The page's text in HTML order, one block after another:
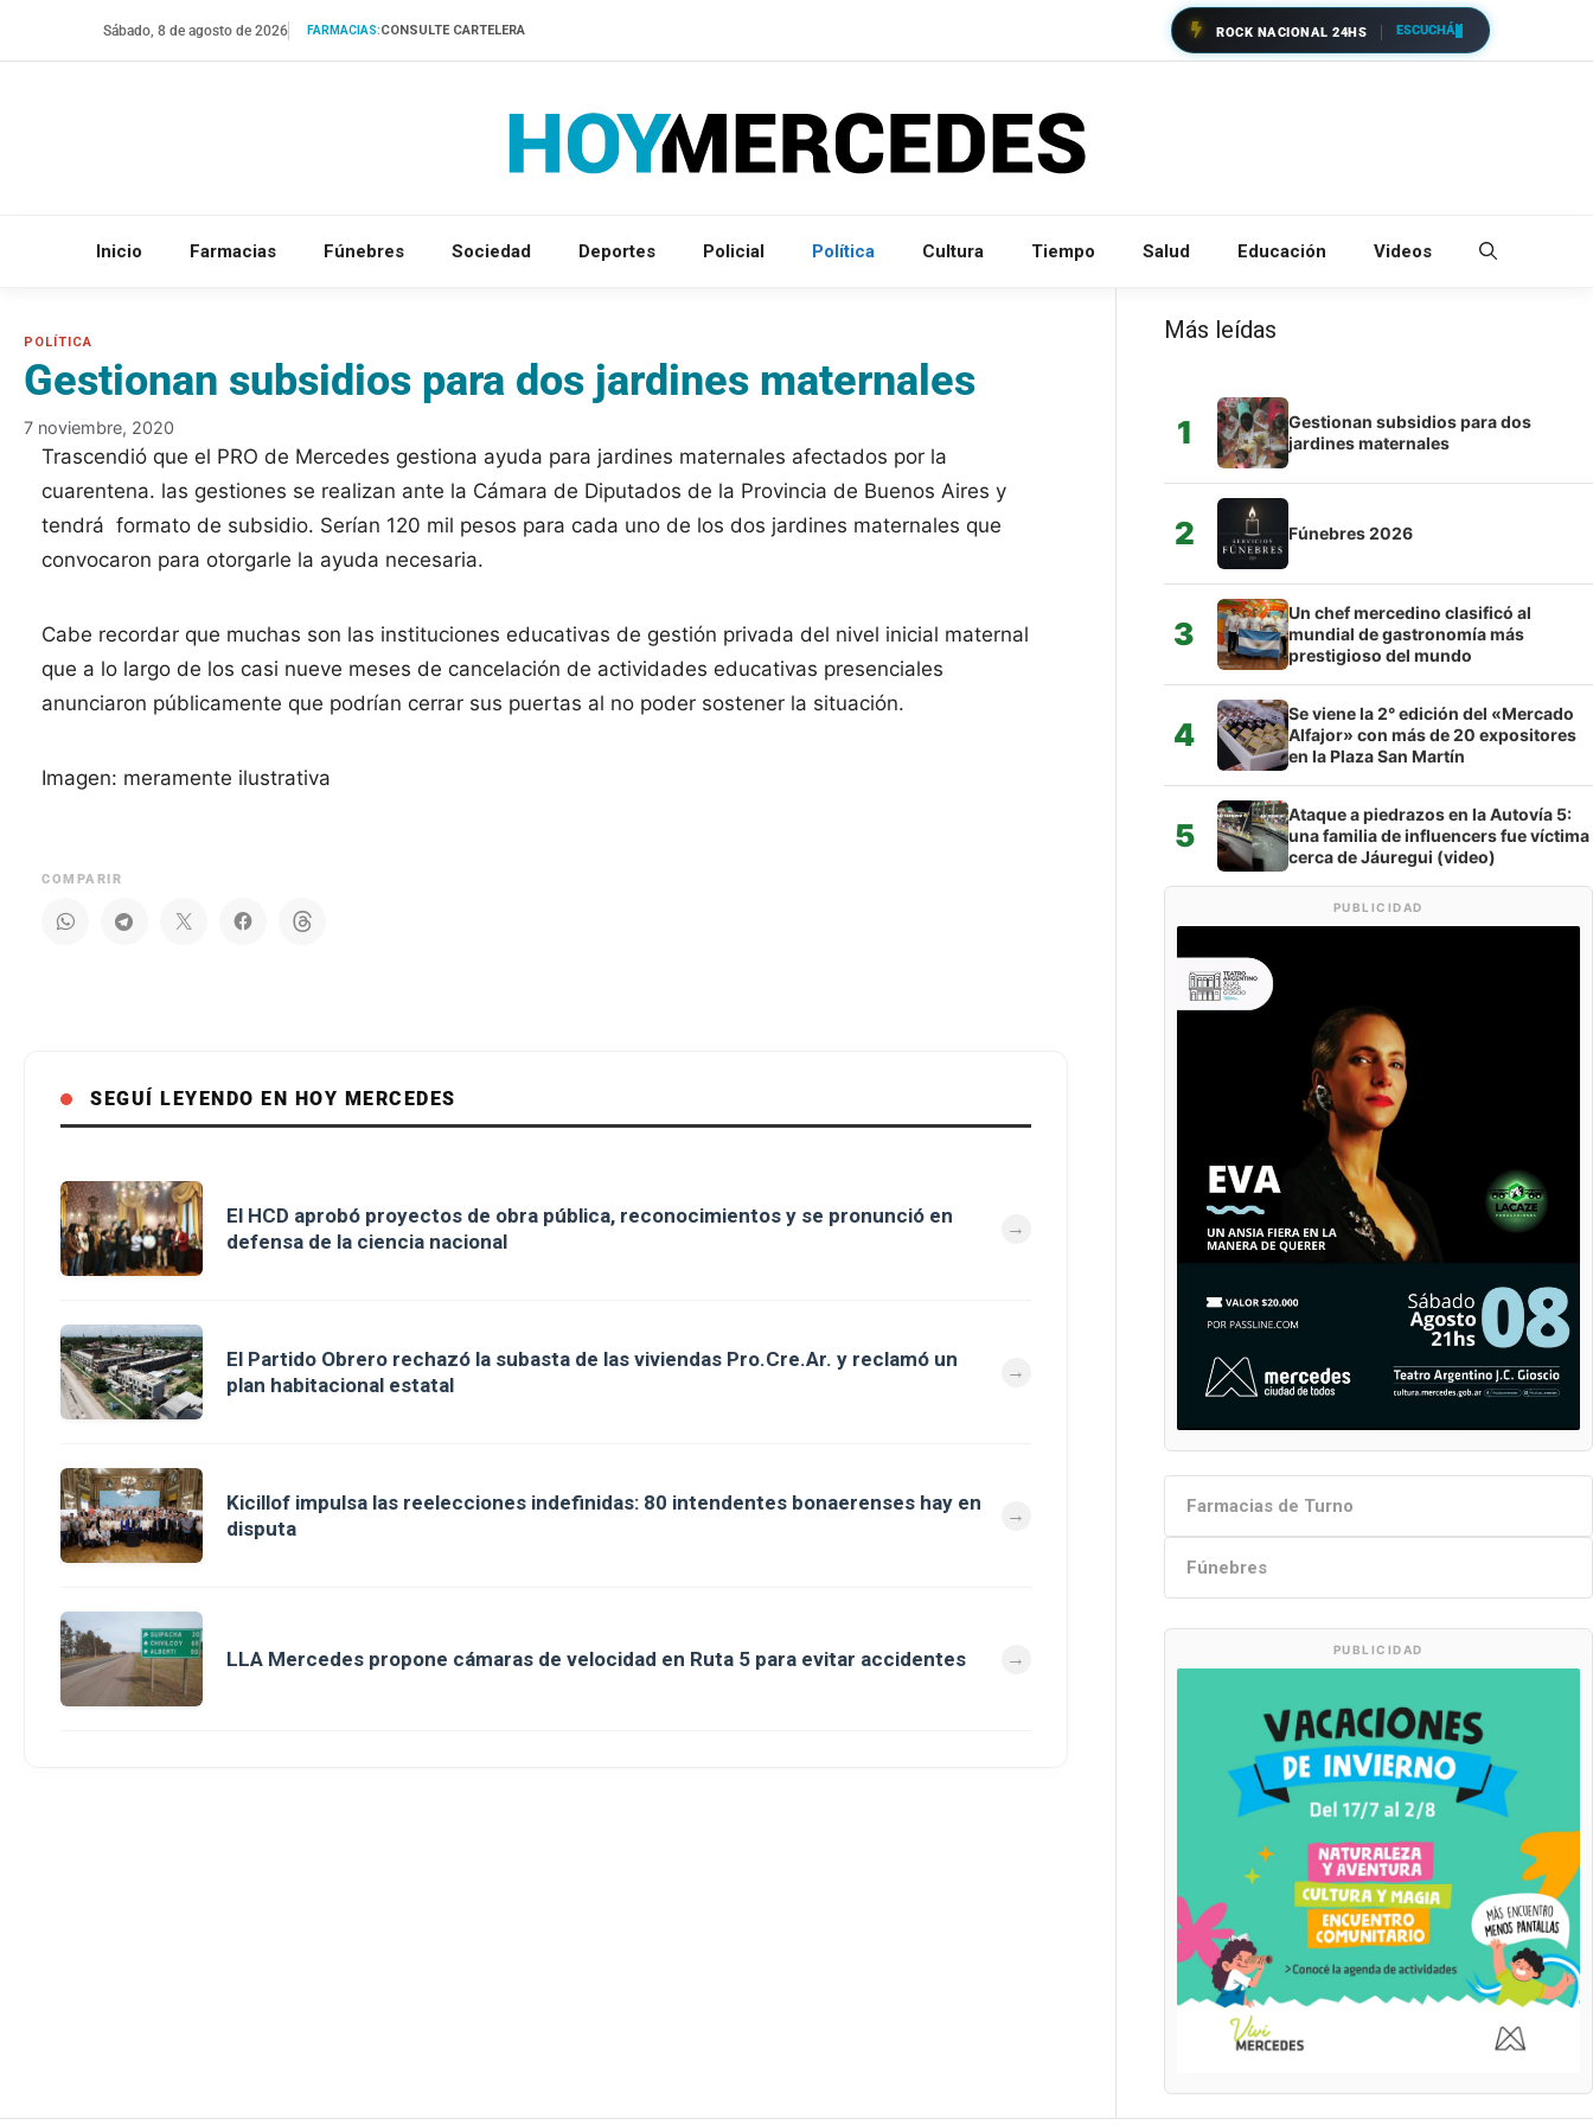
Sábado, 8 de agosto de 2026 FARMACIAS:CONSULTE CARTELERA ROCK NACIONAL 24HS ESCUCHÁ
Inicio Farmacias Fúnebres Sociedad Deportes Policial Política Cultura Tiempo Salud Educación Videos
Gestionan subsidios para dos jardines maternales
7 noviembre, 2020
Trascendió que el PRO de Mercedes gestiona ayuda para jardines maternales afectados por la
cuarentena. las gestiones se realizan ante la Cámara de Diputados de la Provincia de Buenos Aires y
tendrá formato de subsidio. Serían 120 mil pesos para cada uno de los dos jardines maternales que
convocaron para otorgarle la ayuda necesaria.
Cabe recordar que muchas son las instituciones educativas de gestión privada del nivel inicial maternal
que a lo largo de los casi nueve meses de cancelación de actividades educativas presenciales
anunciaron públicamente que podrían cerrar sus puertas al no poder sostener la situación.
Imagen: meramente ilustrativa
COMPARIR
SEGUÍ LEYENDO EN HOY MERCEDES
El HCD aprobó proyectos de obra pública, reconocimientos y se pronunció en
defensa de la ciencia nacional
El Partido Obrero rechazó la subasta de las viviendas Pro.Cre.Ar. y reclamó un
plan habitacional estatal
Kicillof impulsa las reelecciones indefinidas: 80 intendentes bonaerenses hay en
disputa
LLA Mercedes propone cámaras de velocidad en Ruta 5 para evitar accidentes
Más leídas
1
Gestionan subsidios para dos
jardines maternales
2 Fúnebres 2026
3
Un chef mercedino clasificó al
mundial de gastronomía más
prestigioso del mundo
4
Se viene la 2° edición del «Mercado
Alfajor» con más de 20 expositores
en la Plaza San Martín
5
Ataque a piedrazos en la Autovía 5:
una familia de influencers fue víctima
cerca de Jáuregui (video)
PUBLICIDAD
Farmacias de Turno
Fúnebres
PUBLICIDAD